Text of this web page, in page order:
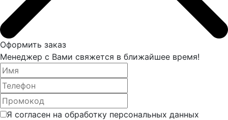
Оформить заказ
Менеджер с Вами свяжется в ближайшее время!
Я согласен на обработку персональных данных